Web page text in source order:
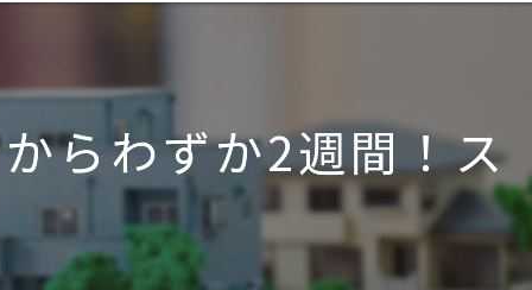
マンション
アパート
土地
空き家
らわずか2週間！ス